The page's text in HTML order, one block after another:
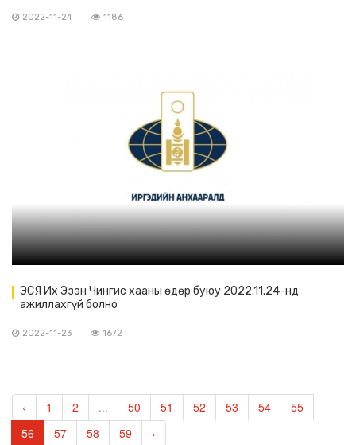
2022-11-24 1186
ЭСЯ Их Эзэн Чингис хааны өдөр буюу 2022.11.24-нд
ажиллахгүй болно
2022-11-23 1672
‹ 1 2 ... 50 51 52 53 54
55
56
57 58 59 ›